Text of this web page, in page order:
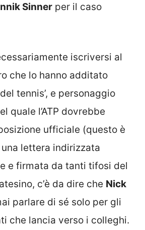
Sinner per il caso
iscriversi al
che lo hanno additato
tennis’, e personaggio
quale l’ATP dovrebbe
ufficiale (questo è
lettera indirizzata
e firmata da tanti tifosi del
c’è da dire che Nick
parlare di sé solo per gli
che lancia verso i colleghi.